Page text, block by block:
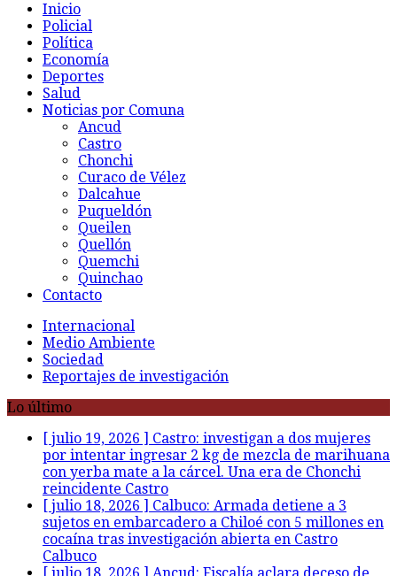
Inicio
Policial
Política
Economía
Deportes
Salud
Noticias por Comuna
Ancud
Castro
Chonchi
Curaco de Vélez
Dalcahue
Puqueldón
Queilen
Quellón
Quemchi
Quinchao
Contacto
Internacional
Medio Ambiente
Sociedad
Reportajes de investigación
Lo último
[ julio 19, 2026 ] Castro: investigan a dos mujeres
por intentar ingresar 2 kg de mezcla de marihuana
con yerba mate a la cárcel. Una era de Chonchi
reincidente Castro
[ julio 18, 2026 ] Calbuco: Armada detiene a 3
sujetos en embarcadero a Chiloé con 5 millones en
cocaína tras investigación abierta en Castro
Calbuco